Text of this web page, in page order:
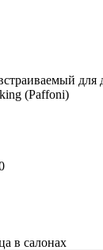
для
(Paffoni)
в салонах